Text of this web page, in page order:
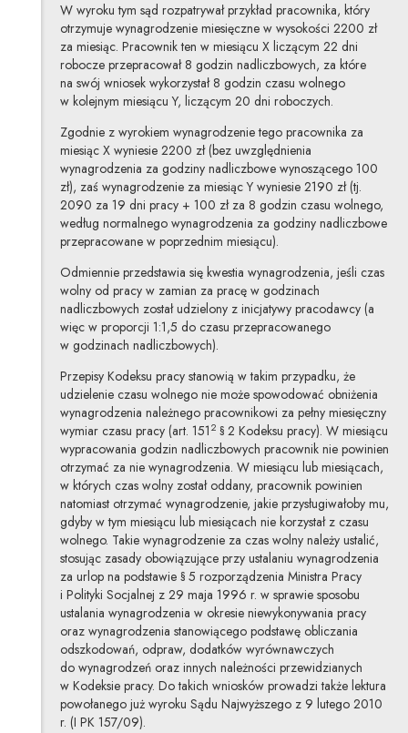
W wyroku tym sąd rozpatrywał przykład pracownika, który
otrzymuje wynagrodzenie miesięczne w wysokości 2200 zł
za miesiąc. Pracownik ten w miesiącu X liczącym 22 dni
robocze przepracował 8 godzin nadliczbowych, za które
na swój wniosek wykorzystał 8 godzin czasu wolnego
w kolejnym miesiącu Y, liczącym 20 dni roboczych.
Zgodnie z wyrokiem wynagrodzenie tego pracownika za
miesiąc X wyniesie 2200 zł (bez uwzględnienia
wynagrodzenia za godziny nadliczbowe wynoszącego 100
zł), zaś wynagrodzenie za miesiąc Y wyniesie 2190 zł (tj.
2090 za 19 dni pracy + 100 zł za 8 godzin czasu wolnego,
według normalnego wynagrodzenia za godziny nadliczbowe
przepracowane w poprzednim miesiącu).
Odmiennie przedstawia się kwestia wynagrodzenia, jeśli czas
wolny od pracy w zamian za pracę w godzinach
nadliczbowych został udzielony z inicjatywy pracodawcy (a
więc w proporcji 1:1,5 do czasu przepracowanego
w godzinach nadliczbowych).
Przepisy Kodeksu pracy stanowią w takim przypadku, że
udzielenie czasu wolnego nie może spowodować obniżenia
wynagrodzenia należnego pracownikowi za pełny miesięczny
wymiar czasu pracy (art. 151 2 § 2 Kodeksu pracy). W miesiącu
wypracowania godzin nadliczbowych pracownik nie powinien
otrzymać za nie wynagrodzenia. W miesiącu lub miesiącach,
w których czas wolny został oddany, pracownik powinien
natomiast otrzymać wynagrodzenie, jakie przysługiwałoby mu,
gdyby w tym miesiącu lub miesiącach nie korzystał z czasu
wolnego. Takie wynagrodzenie za czas wolny należy ustalić,
stosując zasady obowiązujące przy ustalaniu wynagrodzenia
za urlop na podstawie § 5 rozporządzenia Ministra Pracy
i Polityki Socjalnej z 29 maja 1996 r. w sprawie sposobu
ustalania wynagrodzenia w okresie niewykonywania pracy
oraz wynagrodzenia stanowiącego podstawę obliczania
odszkodowań, odpraw, dodatków wyrównawczych
do wynagrodzeń oraz innych należności przewidzianych
w Kodeksie pracy. Do takich wniosków prowadzi także lektura
powołanego już wyroku Sądu Najwyższego z 9 lutego 2010
r. (I PK 157/09).